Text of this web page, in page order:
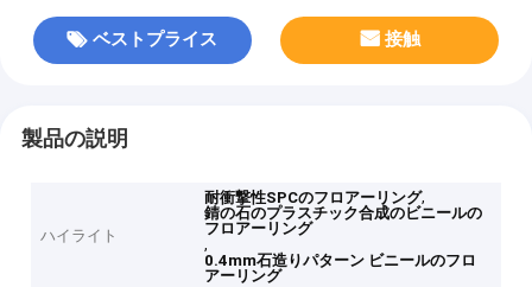
ベストプライス 接触
製品の説明
ハイライト
耐衝撃性SPCのフロアーリング,
錆の石のプラスチック合成のビニールの
フロアーリング
,
0.4mm石造りパターン ビニールのフロ
アーリング